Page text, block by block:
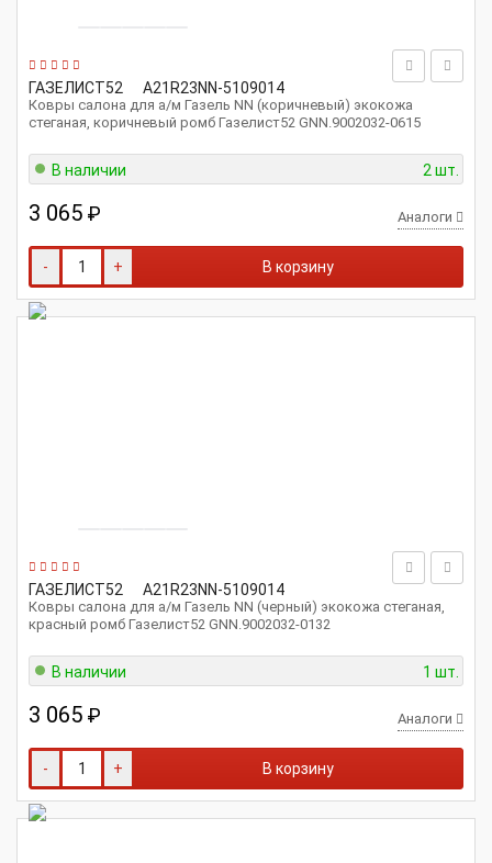
ГАЗЕЛИСТ52 A21R23NN-5109014
Ковры салона для а/м Газель NN (коричневый) экокожа
стеганая, коричневый ромб Газелист52 GNN.9002032-0615
В наличии 2 шт.
3 065 ₽ Аналоги
- + В корзину
ГАЗЕЛИСТ52 A21R23NN-5109014
Ковры салона для а/м Газель NN (черный) экокожа стеганая,
красный ромб Газелист52 GNN.9002032-0132
В наличии 1 шт.
3 065 ₽ Аналоги
- + В корзину